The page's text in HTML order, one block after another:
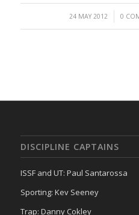
24 MAY 2012
/ 0 /
DISCIPLINE CAPTAINS
ISSF and UT: Paul Santarossa
Sporting: Kev Seeney
Trap: Danny Cokley